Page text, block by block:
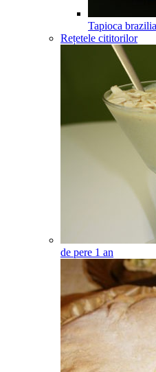
Tapioca
Rețetele cititorilor
de pere 1 an